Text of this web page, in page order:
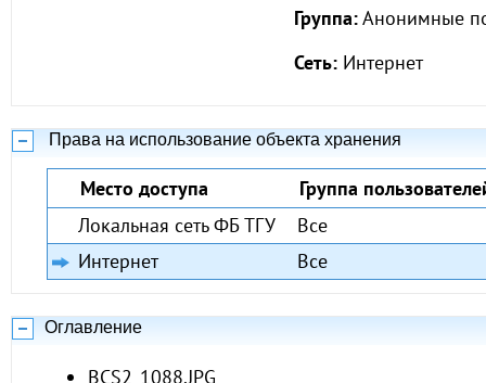
Группа:Анонимные
Сеть: Интернет
Права на использование объекта хранения
Место доступа
Группа
Локальная сеть ФБ ТГУ
Все
Интернет
Все
Оглавление
BCS2_1088.JPG